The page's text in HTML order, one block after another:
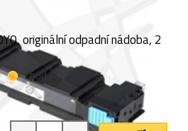
originální odpadní nádoba, 2
1 bod